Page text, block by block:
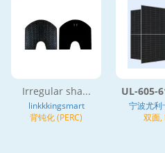
Irregular sha...
linkkkingsmart
背钝化 (PERC)
UL-605-
宁波尤利
双面,